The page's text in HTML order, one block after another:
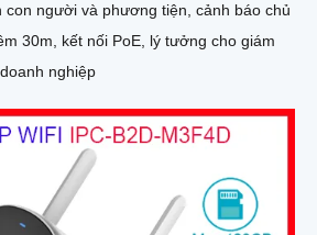
con người và phương tiện, cảnh báo chủ
30m, kết nối PoE, lý tưởng cho giám
nghiệp